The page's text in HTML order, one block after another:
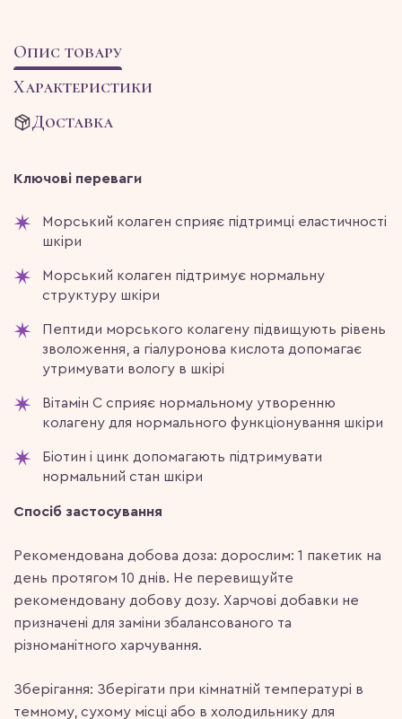
Опис товару
Характеристики
Доставка
Ключові переваги
Морський колаген сприяє підтримці еластичності
шкіри
Морський колаген підтримує нормальну
структуру шкіри
Пептиди морського колагену підвищують рівень
зволоження, а гіалуронова кислота допомагає
утримувати вологу в шкірі
Вітамін С сприяє нормальному утворенню
колагену для нормального функціонування шкіри
Біотин і цинк допомагають підтримувати
нормальний стан шкіри
Спосіб застосування
Рекомендована добова доза: дорослим: 1 пакетик на
день протягом 10 днів. Не перевищуйте
рекомендовану добову дозу. Харчові добавки не
призначені для заміни збалансованого та
різноманітного харчування.
Зберігання: Зберігати при кімнатній температурі в
темному, сухому місці або в холодильнику для